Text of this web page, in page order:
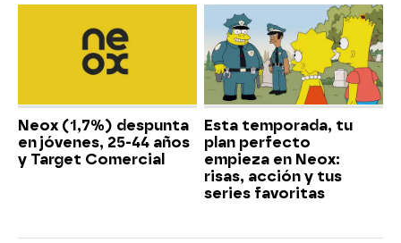
Neox (1,7%) despunta
en jóvenes, 25-44 años
y Target Comercial
Esta temporada, tu
plan perfecto
empieza en Neox:
risas, acción y tus
series favoritas